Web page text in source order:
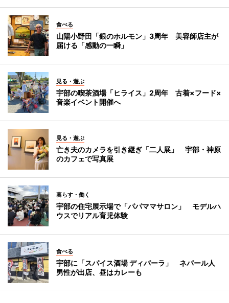
食べる
山陽小野田「銀のホルモン」3周年 美容師店主が
届ける「感動の一瞬」
見る・遊ぶ
宇部の喫茶酒場「ヒライス」2周年 古着×フード×
音楽イベント開催へ
見る・遊ぶ
亡き夫のカメラを引き継ぎ「二人展」 宇部・神原
のカフェで写真展
暮らす・働く
宇部の住宅展示場で「パパママサロン」 モデルハ
ウスでリアル育児体験
食べる
宇部に「スパイス酒場 ディパーラ」 ネパール人
男性が出店、昼はカレーも